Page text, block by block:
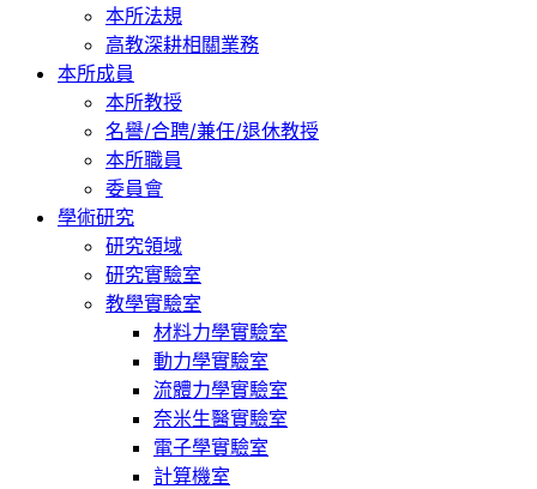
本所法規
高教深耕相關業務
本所成員
本所教授
名譽/合聘/兼任/退休教授
本所職員
委員會
學術研究
研究領域
研究實驗室
教學實驗室
材料力學實驗室
動力學實驗室
流體力學實驗室
奈米生醫實驗室
電子學實驗室
計算機室